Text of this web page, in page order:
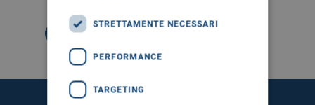
STRETTAMENTE NECESSARI
PERFORMANCE
TARGETING